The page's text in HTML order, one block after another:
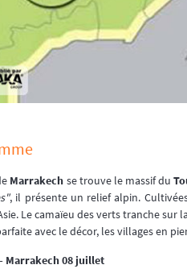
Marrakech se trouve le massif du
, il présente un relief alpin.
Le camaïeu des verts tranche
avec le décor, les villages en
Marrakech 08 juillet